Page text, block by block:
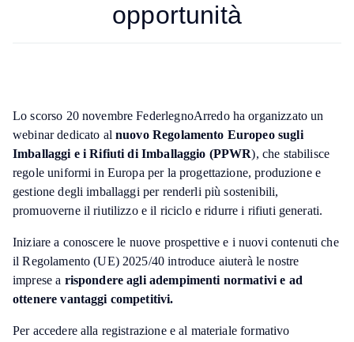
opportunità
Lo scorso 20 novembre FederlegnoArredo ha organizzato un
webinar dedicato alnuovo Regolamento Europeo sugli
Imballaggi e i Rifiuti di Imballaggio (PPWR), che stabilisce
regole uniformi in Europa per la progettazione, produzione e
gestione degli imballaggi per renderli più sostenibili,
promuoverne il riutilizzo e il riciclo e ridurre i rifiuti generati.
Iniziare a conoscere le nuove prospettive e i nuovi contenuti che
il Regolamento (UE) 2025/40 introduce aiuterà le nostre
imprese a rispondere agli adempimenti normativi e ad
ottenere vantaggi competitivi.
Per accedere alla registrazione e al materiale formativo